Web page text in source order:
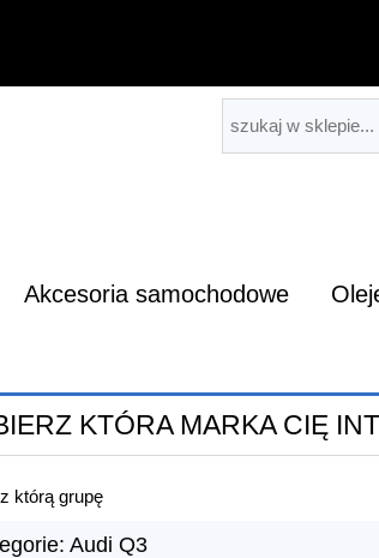
Akcesoria samochodowe
KTÓRA MARKA CIĘ
którą grupę
Audi Q3